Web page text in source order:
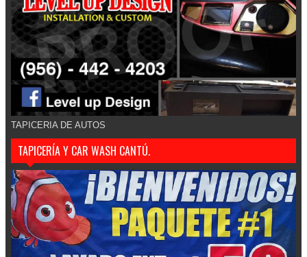
TAPICERIA DE AUTOS
TAPICERÍA Y CAR WASH CANTÚ.